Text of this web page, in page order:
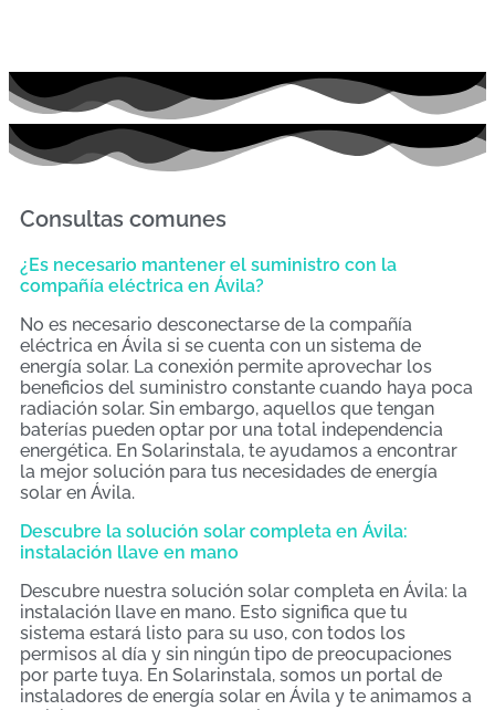
Consultas comunes
¿Es necesario mantener el suministro con la
compañía eléctrica en Ávila?
No es necesario desconectarse de la compañía
eléctrica en Ávila si se cuenta con un sistema de
energía solar. La conexión permite aprovechar los
beneficios del suministro constante cuando haya poca
radiación solar. Sin embargo, aquellos que tengan
baterías pueden optar por una total independencia
energética. En Solarinstala, te ayudamos a encontrar
la mejor solución para tus necesidades de energía
solar en Ávila.
Descubre la solución solar completa en Ávila:
instalación llave en mano
Descubre nuestra solución solar completa en Ávila: la
instalación llave en mano. Esto significa que tu
sistema estará listo para su uso, con todos los
permisos al día y sin ningún tipo de preocupaciones
por parte tuya. En Solarinstala, somos un portal de
instaladores de energía solar en Ávila y te animamos a